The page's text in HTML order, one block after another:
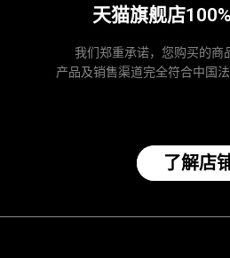
天猫旗舰店
我们郑重承诺，您购买的商
产品及销售渠道完全符合中国
了解店